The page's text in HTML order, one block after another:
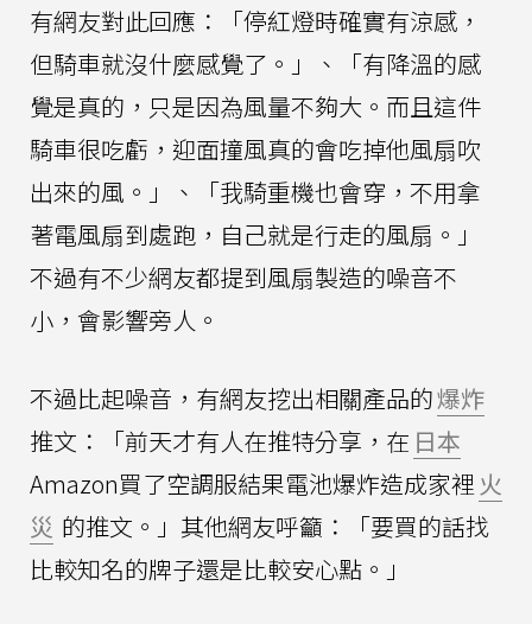
有網友對此回應：「停紅燈時確實有涼感，
但騎車就沒什麼感覺了。」、「有降溫的感
覺是真的，只是因為風量不夠大。而且這件
騎車很吃虧，迎面撞風真的會吃掉他風扇吹
出來的風。」、「我騎重機也會穿，不用拿
著電風扇到處跑，自己就是行走的風扇。」
不過有不少網友都提到風扇製造的噪音不
小，會影響旁人。
不過比起噪音，有網友挖出相關產品的爆炸
推文：「前天才有人在推特分享，在 日本
Amazon買了空調服結果電池爆炸造成家裡 火
災 的推文。」其他網友呼籲：「要買的話找
比較知名的牌子還是比較安心點。」